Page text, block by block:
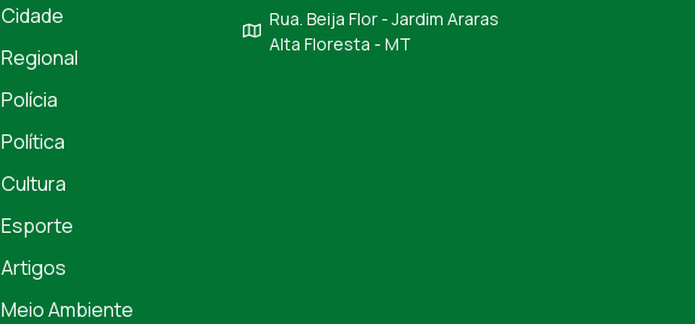
Cidade
Regional
Polícia
Política
Cultura
Esporte
Artigos
Meio Ambiente
Rua. Beija Flor - Jardim Araras
Alta Floresta - MT